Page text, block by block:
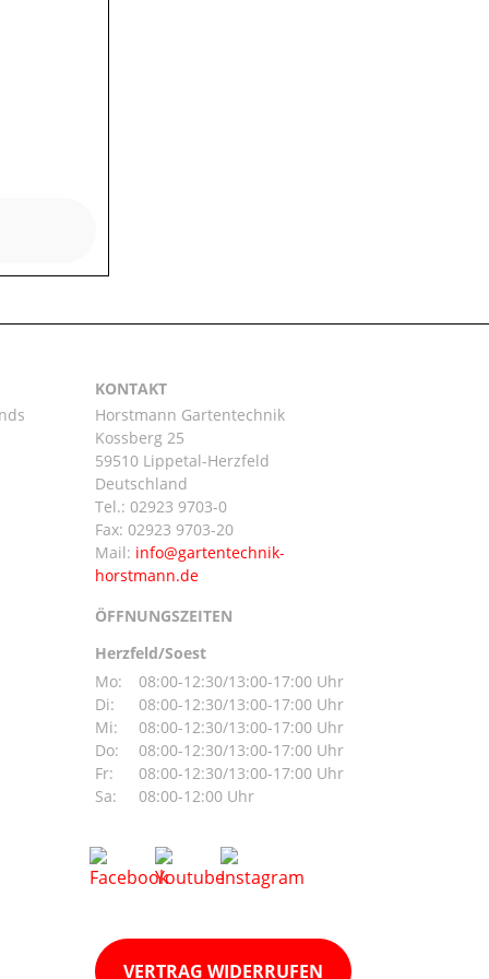
KONTAKT
Horstmann Gartentechnik
Kossberg 25
59510 Lippetal-Herzfeld
Deutschland
Tel.: 02923 9703-0
Fax: 02923 9703-20
Mail:
ÖFFNUNGSZEITEN
Herzfeld/Soest
Mo:
08:00-12:30/13:00-17:00 Uhr
Di:
08:00-12:30/13:00-17:00 Uhr
Mi:
08:00-12:30/13:00-17:00 Uhr
Do:
08:00-12:30/13:00-17:00 Uhr
Fr:
08:00-12:30/13:00-17:00 Uhr
Sa:
08:00-12:00 Uhr
VERTRAG WIDERRUFEN